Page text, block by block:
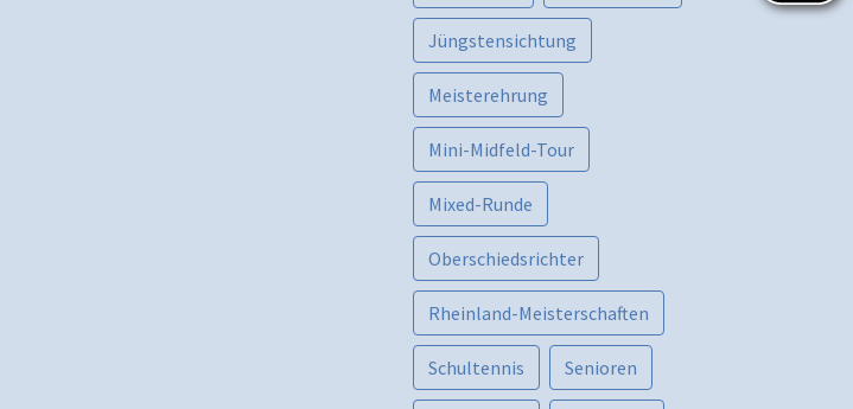
Jüngstensichtung
Meisterehrung
Mini-Midfeld-Tour
Mixed-Runde
Oberschiedsrichter
Rheinland-Meisterschaften
Schultennis Senioren